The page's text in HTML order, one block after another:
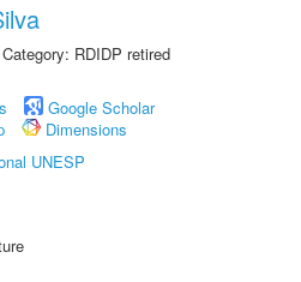
RDIDP retired
Google Scholar
Dimensions
UNESP